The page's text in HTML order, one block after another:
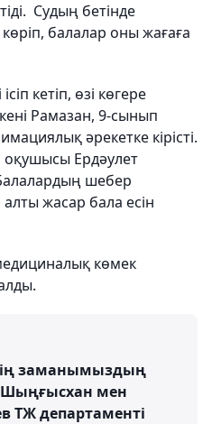
Судың бетінде
балалар оны жағаға
кетіп, өзі көгере
Рамазан, 9-сынып
әрекетке кірісті.
Ердәулет
шебер
жасар бала есін
көмек
заманымыздың
Шыңғысхан мен
ТЖ департаменті